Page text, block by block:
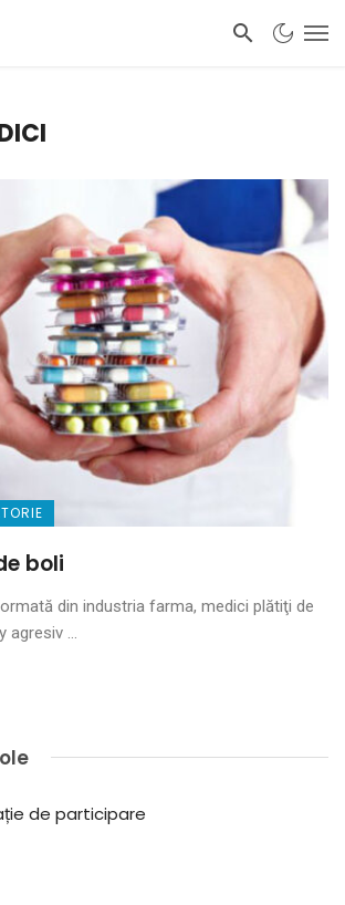
boli
din industria farma, medici plătiţi de
...
de participare